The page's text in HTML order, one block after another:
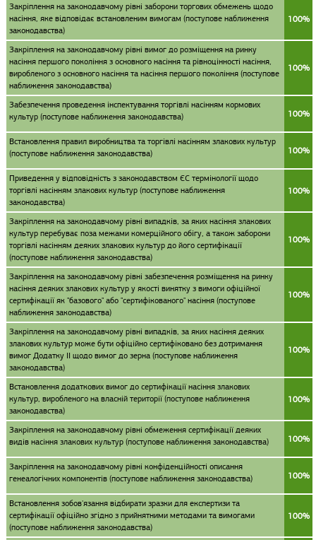
Закріплення на законодавчому рівні заборони торгових обмежень щодо
насіння, яке відповідає встановленим вимогам (поступове наближення
законодавства)
100%
Закріплення на законодавчому рівні вимог до розміщення на ринку
насіння першого покоління з основного насіння та рівноцінності насіння,
виробленого з основного насіння та насіння першого покоління (поступове
наближення законодавства)
100%
Забезпечення проведення інспектування торгівлі насінням кормових
культур (поступове наближення законодавства)
100%
Встановлення правил виробництва та торгівлі насінням злакових культур
(поступове наближення законодавства)
100%
Приведення у відповідність з законодавством ЄС термінології щодо
торгівлі насінням злакових культур (поступове наближення
законодавства)
100%
Закріплення на законодавчому рівні випадків, за яких насіння злакових
культур перебуває поза межами комерційного обігу, а також заборони
торгівлі насінням деяких злакових культур до його сертифікації
(поступове наближення законодавства)
100%
Закріплення на законодавчому рівні забезпечення розміщення на ринку
насіння деяких злакових культур у якості винятку з вимоги офіційної
сертифікації як "базового" або "сертифікованого" насіння (поступове
наближення законодавства)
100%
Закріплення на законодавчому рівні випадків, за яких насіння деяких
злакових культур може бути офіційно сертифіковано без дотримання
вимог Додатку II щодо вимог до зерна (поступове наближення
законодавства)
100%
Встановлення додаткових вимог до сертифікації насіння злакових
культур, виробленого на власній території (поступове наближення
законодавства)
100%
Закріплення на законодавчому рівні обмеження сертифікації деяких
видів насіння злакових культур (поступове наближення законодавства)
100%
Закріплення на законодавчому рівні конфіденційності описання
генеалогічних компонентів (поступове наближення законодавства)
100%
Встановлення зобов'язання відбирати зразки для експертизи та
сертифікації офіційно згідно з прийнятними методами та вимогами
(поступове наближення законодавства)
100%